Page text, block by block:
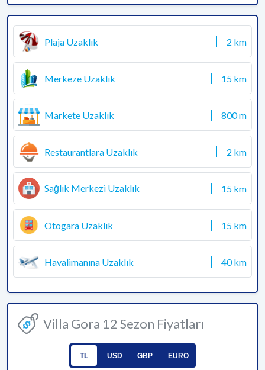
Plaja Uzaklık 2 km
Merkeze Uzaklık 15 km
Markete Uzaklık 800 m
Restaurantlara Uzaklık 2 km
Sağlık Merkezi Uzaklık 15 km
Otogara Uzaklık 15 km
Havalimanına Uzaklık 40 km
Villa Gora 12 Sezon Fiyatları
TL USD GBP EURO